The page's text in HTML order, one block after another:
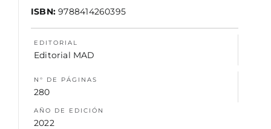
ISBN:9788414260395
EDITORIAL
Editorial MAD
N° DE PÁGINAS
280
AÑO DE EDICIÓN
2022